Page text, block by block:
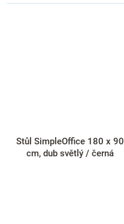
Stůl SimpleOffice 180 x 90
cm, dub světlý / černá